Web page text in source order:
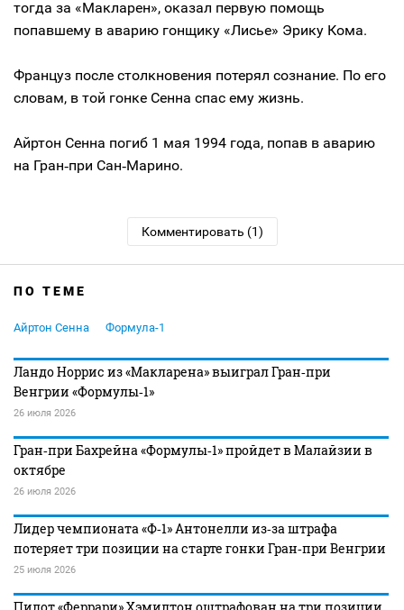
тогда за «Макларен», оказал первую помощь
попавшему в аварию гонщику «Лисье» Эрику Кома.
Француз после столкновения потерял сознание. По его
словам, в той гонке Сенна спас ему жизнь.
Айртон Сенна погиб 1 мая 1994 года, попав в аварию
на Гран‑при Сан‑Марино.
Комментировать (1)
ПО ТЕМЕ
Айртон Сенна Формула-1
Ландо Норрис из «Макларена» выиграл Гран‑при
Венгрии «Формулы‑1»
26 июля 2026
Гран‑при Бахрейна «Формулы‑1» пройдет в Малайзии в
октябре
26 июля 2026
Лидер чемпионата «Ф‑1» Антонелли из‑за штрафа
потеряет три позиции на старте гонки Гран‑при Венгрии
25 июля 2026